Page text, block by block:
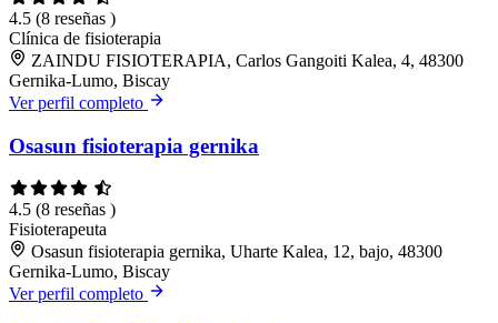
4.5 (8 reseñas )
Clínica de fisioterapia
ZAINDU FISIOTERAPIA, Carlos Gangoiti Kalea, 4, 48300
Gernika-Lumo, Biscay
Ver perfil completo
Osasun fisioterapia gernika
4.5 (8 reseñas )
Fisioterapeuta
Osasun fisioterapia gernika, Uharte Kalea, 12, bajo, 48300
Gernika-Lumo, Biscay
Ver perfil completo